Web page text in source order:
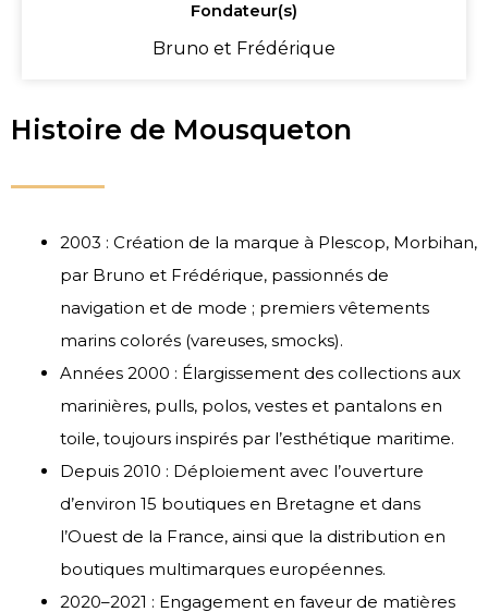
Fondateur(s)
Bruno et Frédérique
Histoire de Mousqueton
2003 : Création de la marque à Plescop, Morbihan,
par Bruno et Frédérique, passionnés de
navigation et de mode ; premiers vêtements
marins colorés (vareuses, smocks).
Années 2000 : Élargissement des collections aux
marinières, pulls, polos, vestes et pantalons en
toile, toujours inspirés par l’esthétique maritime.
Depuis 2010 : Déploiement avec l’ouverture
d’environ 15 boutiques en Bretagne et dans
l’Ouest de la France, ainsi que la distribution en
boutiques multimarques européennes.
2020–2021 : Engagement en faveur de matières